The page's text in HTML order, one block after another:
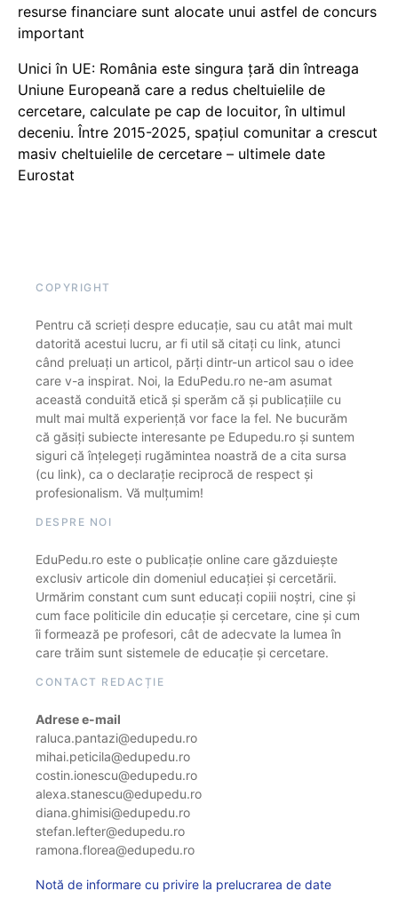
resurse financiare sunt alocate unui astfel de concurs
important
Unici în UE: România este singura țară din întreaga
Uniune Europeană care a redus cheltuielile de
cercetare, calculate pe cap de locuitor, în ultimul
deceniu. Între 2015-2025, spațiul comunitar a crescut
masiv cheltuielile de cercetare – ultimele date
Eurostat
COPYRIGHT
Pentru că scrieți despre educație, sau cu atât mai mult
datorită acestui lucru, ar fi util să citați cu link, atunci
când preluați un articol, părți dintr-un articol sau o idee
care v-a inspirat. Noi, la EduPedu.ro ne-am asumat
această conduită etică și sperăm că și publicațiile cu
mult mai multă experiență vor face la fel. Ne bucurăm
că găsiți subiecte interesante pe Edupedu.ro și suntem
siguri că înțelegeți rugămintea noastră de a cita sursa
(cu link), ca o declarație reciprocă de respect și
profesionalism. Vă mulțumim!
DESPRE NOI
EduPedu.ro este o publicație online care găzduiește
exclusiv articole din domeniul educației și cercetării.
Urmărim constant cum sunt educați copiii noștri, cine și
cum face politicile din educație și cercetare, cine și cum
îi formează pe profesori, cât de adecvate la lumea în
care trăim sunt sistemele de educație și cercetare.
CONTACT REDACȚIE
Adrese e-mail
raluca.pantazi@edupedu.ro
mihai.peticila@edupedu.ro
costin.ionescu@edupedu.ro
alexa.stanescu@edupedu.ro
diana.ghimisi@edupedu.ro
stefan.lefter@edupedu.ro
ramona.florea@edupedu.ro
Notă de informare cu privire la prelucrarea de date